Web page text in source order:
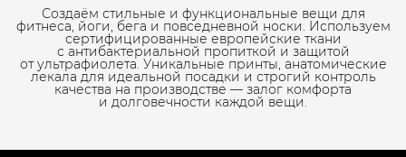
Создаём стильные и функциональные вещи для
фитнеса, йоги, бега и повседневной носки. Используем
сертифицированные европейские ткани
с антибактериальной пропиткой и защитой
от ультрафиолета. Уникальные принты, анатомические
лекала для идеальной посадки и строгий контроль
качества на производстве — залог комфорта
и долговечности каждой вещи.